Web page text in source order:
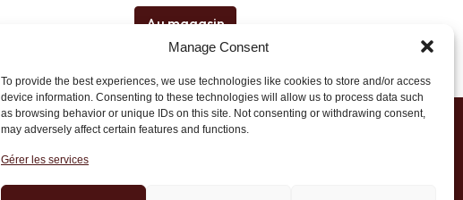
Manage Consent
To provide the best experiences, we use technologies like cookies to store and/or access
device information. Consenting to these technologies will allow us to process data such
as browsing behavior or unique IDs on this site. Not consenting or withdrawing consent,
may adversely affect certain features and functions.
Gérer les services
Au magasin
+33 (0)1 71 20 45 39